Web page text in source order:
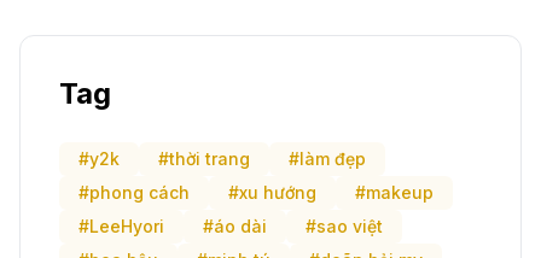
Tag
#y2k #thời trang
#làm đẹp
#phong cách
#xu hướng
#makeup
#LeeHyori
#áo dài
#sao việt